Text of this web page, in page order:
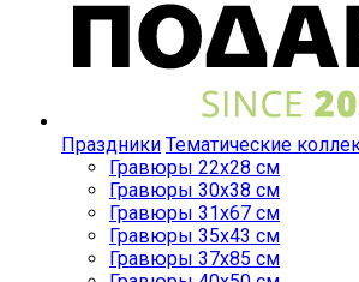
Праздники Тематические
Гравюры 22x28 см
Гравюры 30x38 см
Гравюры 31x67 см
Гравюры 35x43 см
Гравюры 37x85 см